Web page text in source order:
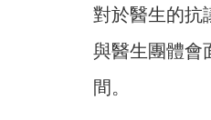
對於醫生的抗
與醫生團體會
間。